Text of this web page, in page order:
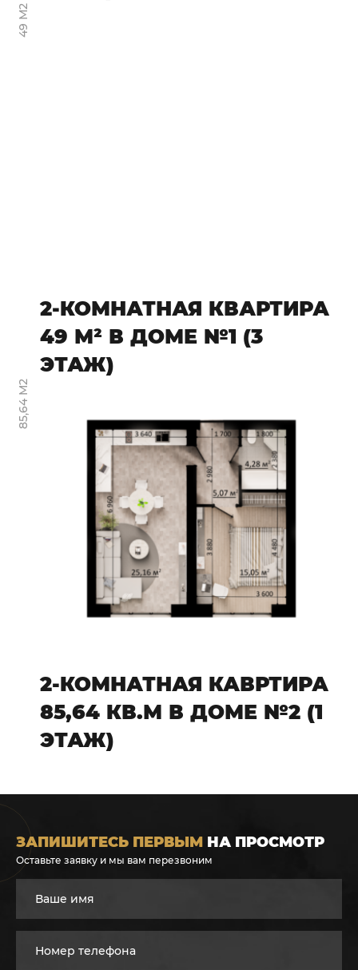
2-КОМНАТНАЯ КВАРТИРА
49 М² В ДОМЕ №1 (3
ЭТАЖ)
49 М2
2-КОМНАТНАЯ КАВРТИРА
85,64 КВ.М В ДОМЕ №2 (1
ЭТАЖ)
85,64 М2
ЗАПИШИТЕСЬ ПЕРВЫМ НА ПРОСМОТР
Оставьте заявку и мы вам перезвоним